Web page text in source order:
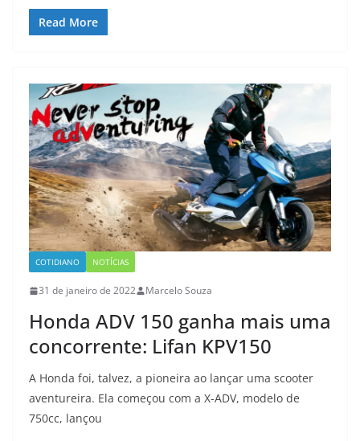
Read More
COTIDIANO NOTÍCIAS
31 de janeiro de 2022 Marcelo Souza
Honda ADV 150 ganha mais uma
concorrente: Lifan KPV150
A Honda foi, talvez, a pioneira ao lançar uma scooter
aventureira. Ela começou com a X-ADV, modelo de
750cc, lançou